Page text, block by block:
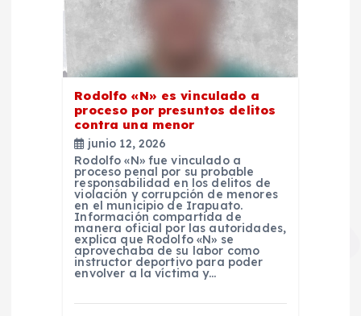
Rodolfo «N» es vinculado a
proceso por presuntos delitos
contra una menor
junio 12, 2026
Rodolfo «N» fue vinculado a
proceso penal por su probable
responsabilidad en los delitos de
violación y corrupción de menores
en el municipio de Irapuato.
Información compartida de
manera oficial por las autoridades,
explica que Rodolfo «N» se
aprovechaba de su labor como
instructor deportivo para poder
envolver a la víctima y…